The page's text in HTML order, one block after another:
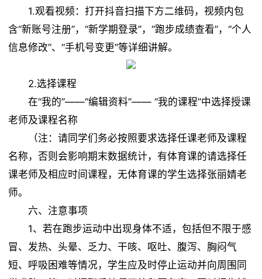
1.观看视频：打开抖音扫描下方二维码，视频内包
含“新账号注册”，“新学期登录”，“跑步成绩查看”，“个人
信息修改”、“手机号变更”等详细讲解。
2.选择课程
在“我的”——“编辑资料”—— “我的课程”中选择授课
老师及课程名称
（注：请同学们务必按照要求选择任课老师及课程
名称，否则会影响期末数据统计，有体育课的请选择任
课老师及相应时间课程，无体育课的学生选择张丽婧老
师。
六、注意事项
1、若在跑步运动中出现身体不适，包括但不限于感
冒、发热、头晕、乏力、干咳、呕吐、腹泻、胸闷气
短、呼吸困难等情况，学生应及时停止运动并向周围同